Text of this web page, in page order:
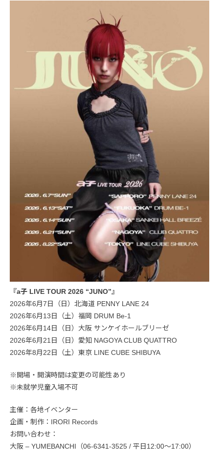
『a子 LIVE TOUR 2026 “JUNO”』
2026年6月7日（日）北海道 PENNY LANE 24
2026年6月13日（土）福岡 DRUM Be-1
2026年6月14日（日）大阪 サンケイホールブリーゼ
2026年6月21日（日）愛知 NAGOYA CLUB QUATTRO
2026年8月22日（土）東京 LINE CUBE SHIBUYA
※開場・開演時間は変更の可能性あり
※未就学児童入場不可
主催：各地イベンター
企画・制作：IRORI Records
お問い合わせ：
大阪 – YUMEBANCHI（06-6341-3525 / 平日12:00〜17:00）